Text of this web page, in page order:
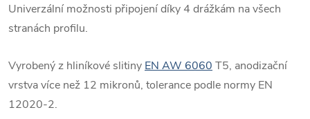
Univerzální možnosti připojení díky 4 drážkám na všech
stranách profilu.
Vyrobený z hliníkové slitiny EN AW 6060 T5, anodizační
vrstva více než 12 mikronů, tolerance podle normy EN
12020-2.